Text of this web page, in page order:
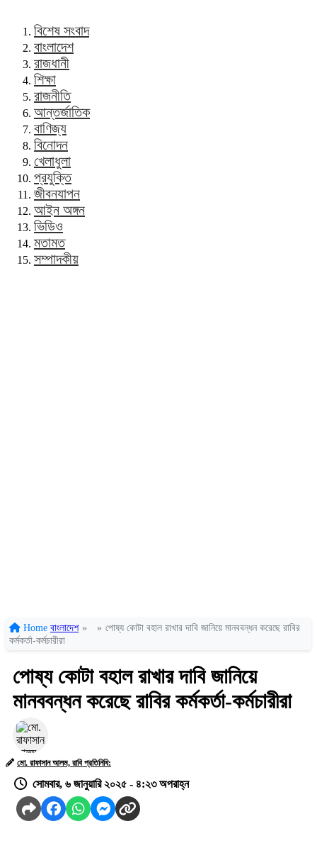
বিশেষ সংবাদ
বাংলাদেশ
রাজধানী
শিক্ষা
রাজনীতি
আন্তর্জাতিক
বাণিজ্য
বিনোদন
খেলাধুলা
প্রযুক্তি
জীবনযাপন
আইন অঙ্গন
ভিডিও
মতামত
সম্পাদকীয়
Home বাংলাদেশ » » পোষ্য কোটা বহাল রাখার দাবি জানিয়ে মানববন্ধন করেছে রাবির
কর্মকর্তা-কর্মচারীরা
পোষ্য কোটা বহাল রাখার দাবি জানিয়ে
মানববন্ধন করেছে রাবির কর্মকর্তা-কর্মচারীরা
মো. রাফাসান আলম, রাবি প্রতিনিধি:
সোমবার, ৬ জানুয়ারি ২০২৫ - ৪:২৩ অপরাহ্ন